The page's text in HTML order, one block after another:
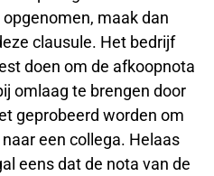
maak dan
clausule. Het bedrijf
doen om de afkoopnota
omlaag te brengen door
geprobeerd worden om
een collega. Helaas
eens dat de nota van de